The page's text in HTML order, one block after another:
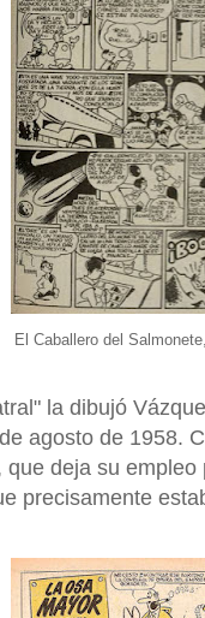
El Caballero del
la dibujó
agosto de 1958.
deja su
precisamente